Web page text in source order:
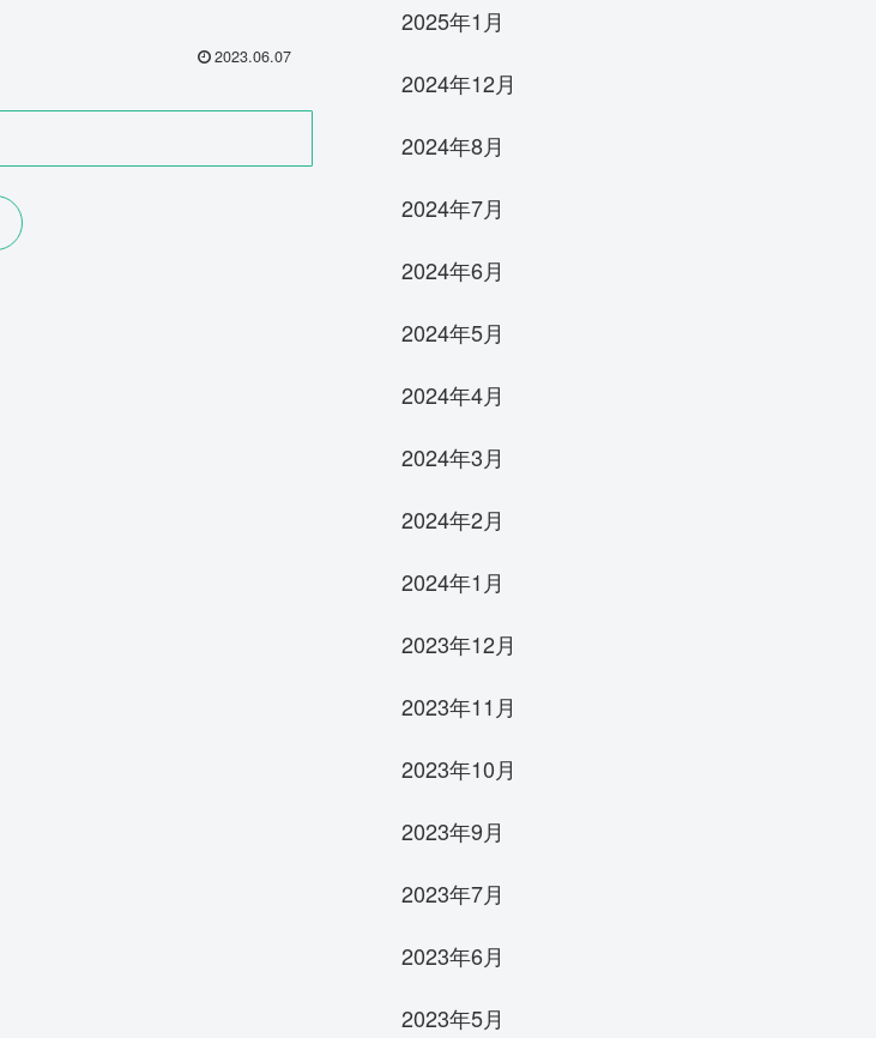
2023.06.07
2025年1月
2024年12月
2024年8月
2024年7月
2024年6月
2024年5月
2024年4月
2024年3月
2024年2月
2024年1月
2023年12月
2023年11月
2023年10月
2023年9月
2023年7月
2023年6月
2023年5月